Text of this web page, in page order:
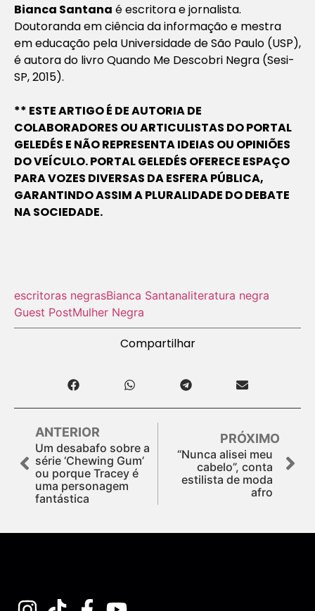
Bianca Santana é escritora e jornalista.
Doutoranda em ciência da informação e mestra
em educação pela Universidade de São Paulo (USP),
é autora do livroQuando Me Descobri Negra (Sesi-
SP, 2015).
** ESTE ARTIGO É DE AUTORIA DE
COLABORADORES OU ARTICULISTAS DO PORTAL
GELEDÉS E NÃO REPRESENTA IDEIAS OU OPINIÕES
DO VEÍCULO. PORTAL GELEDÉS OFERECE ESPAÇO
PARA VOZES DIVERSAS DA ESFERA PÚBLICA,
GARANTINDO ASSIM A PLURALIDADE DO DEBATE
NA SOCIEDADE.
escritoras negrasBianca Santanaliteratura negra
Guest PostMulher Negra
Compartilhar
ANTERIOR
Um desabafo sobre a
série ‘Chewing Gum’
ou porque Tracey é
uma personagem
fantástica
PRÓXIMO
“Nunca alisei meu
cabelo”, conta
estilista de moda
afro